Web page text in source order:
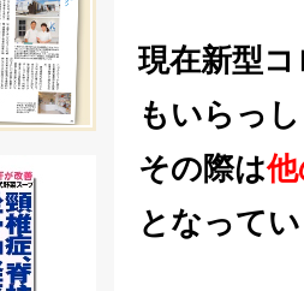
現在新型
もいらっ
その際は
となって